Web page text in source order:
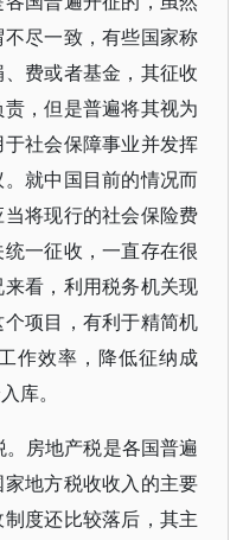
尽一致，有些国家称
费或者基金，其征收
，但是普遍将其视为
社会保障事业并发挥
就中国目前的情况而
将现行的社会保险费
一征收，一直存在很
看，利用税务机关现
项目，有利于精简机
作效率，降低征纳成
库。
房地产税是各国普遍
地方税收收入的主要
度还比较落后，其主